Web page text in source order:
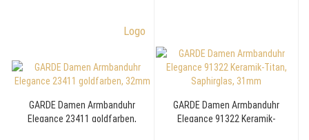
GARDE Damen Armbanduhr
Elegance 23411 goldfarben,
GARDE Damen Armbanduhr
Elegance 91322 Keramik-